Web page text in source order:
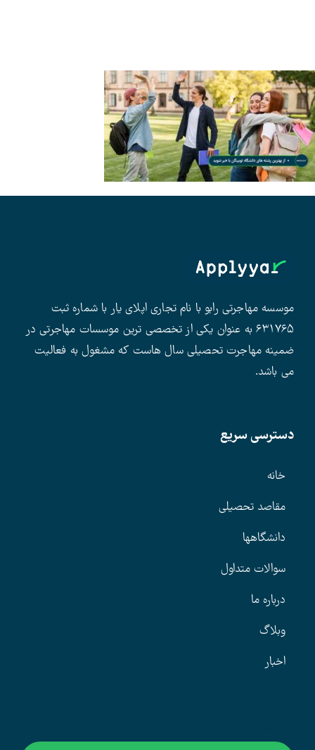
موسسه مهاجرتی رابو با نام تجاری اپلای یار با شماره ثبت
۶۳۱۷۶۵ به عنوان یکی از تخصصی ترین موسسات مهاجرتی در
ضمینه مهاجرت تحصیلی سال هاست که مشغول به فعالیت
می باشد.
دسترسی سریع
خانه
مقاصد تحصیلی
دانشگاهها
سوالات متداول
درباره ما
وبلاگ
اخبار